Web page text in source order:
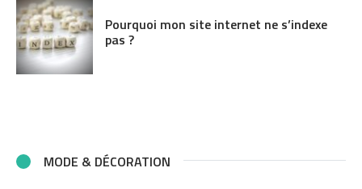
Pourquoi mon site internet ne s’indexe
pas ?
MODE & DÉCORATION